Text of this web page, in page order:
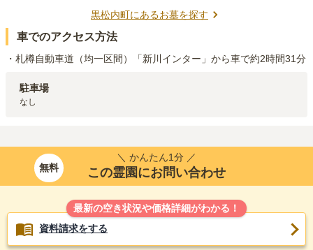
黒松内町にあるお墓を探す
車でのアクセス方法
・札樽自動車道（均一区間）「新川インター」から車で約2時間31分
駐車場
なし
無料
＼ かんたん1分 ／
この霊園にお問い合わせ
最新の空き状況や価格詳細がわかる！
資料請求をする